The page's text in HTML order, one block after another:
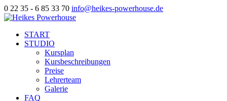
0 22 35 - 6 85 33 70 info@heikes-powerhouse.de
START
STUDIO
Kursplan
Kursbeschreibungen
Preise
Lehrerteam
Galerie
FAQ